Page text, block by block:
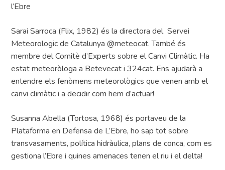
l’Ebre
Sarai Sarroca (Flix, 1982) és la directora del Servei
Meteorologic de Catalunya @meteocat. També és
membre del Comitè d’Experts sobre el Canvi Climàtic. Ha
estat meteoròloga a Betevecat i 324cat. Ens ajudarà a
entendre els fenòmens meteorològics que venen amb el
canvi climàtic i a decidir com hem d’actuar!
Susanna Abella (Tortosa, 1968) és portaveu de la
Plataforma en Defensa de L’Ebre, ho sap tot sobre
transvasaments, política hidràulica, plans de conca, com es
gestiona l’Ebre i quines amenaces tenen el riu i el delta!